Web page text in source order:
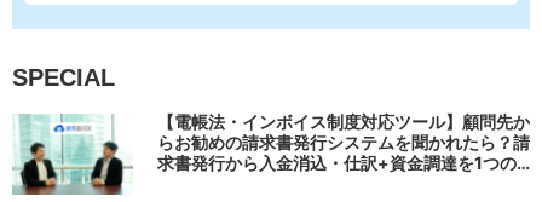
SPECIAL
【電帳法・インボイス制度対応ツール】顧問先か
らお勧めの請求書発行システムを聞かれたら？請
求書発行から入金消込・仕訳+資金調達を1つの